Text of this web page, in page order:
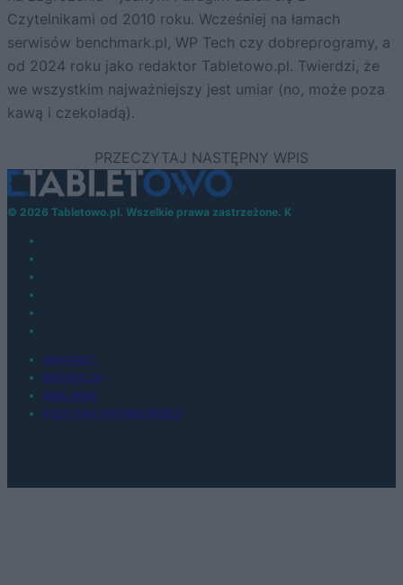
Czytelnikami od 2010 roku. Wcześniej na łamach
serwisów benchmark.pl, WP Tech czy dobreprogramy, a
od 2024 roku jako redaktor Tabletowo.pl. Twierdzi, że
we wszystkim najważniejszy jest umiar (no, może poza
kawą i czekoladą).
© 2026 Tabletowo.pl. Wszelkie prawa zastrzeżone. K
KONTAKT
REDAKCJA
REKLAMA
POLITYKA PRYWATNOŚCI